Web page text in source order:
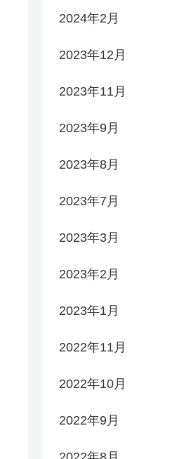
2024年2月
2023年12月
2023年11月
2023年9月
2023年8月
2023年7月
2023年3月
2023年2月
2023年1月
2022年11月
2022年10月
2022年9月